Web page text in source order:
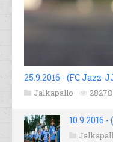
25.9.2016 - (FC Jazz-
Jalkapallo 28278
10.9.2016